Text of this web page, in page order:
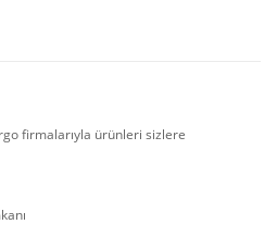
firmalarıyla ürünleri sizlere